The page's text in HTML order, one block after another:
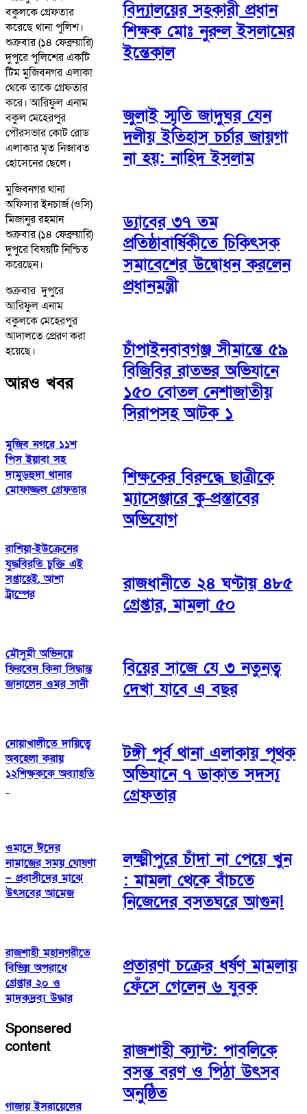
বকুলকে গ্রেফতার
করেছে থানা পুলিশ।
শুক্রবার (১৪ ফেব্রুয়ারি)
দুপুরে পুলিশের একটি
টিম মুজিবনগর এলাকা
থেকে তাকে গ্রেফতার
করে। আরিফুল এনাম
বকুল মেহেরপুর
পৌরসভার কোট রোড
এলাকার মৃত নিজাবত
হোসেনের ছেলে।
মুজিবনগর থানা
অফিসার ইনচার্জ (ওসি)
মিজানুর রহমান
শুক্রবার (১৪ ফেব্রুয়ারি)
দুপুরে বিষয়টি নিশ্চিত
করেছেন।
শুক্রবার দুপুরে
আরিফুল এনাম
বকুলকে মেহেরপুর
আদালতে প্রেরণ করা
হয়েছে।
আরও খবর
মুজিব নগরে ১১শ
পিস ইয়াবা সহ
দামুড়হুদা থানার
মোফাজ্জল গ্রেফতার
রাশিয়া-ইউক্রেনের
যুদ্ধবিরতি চুক্তি এই
সপ্তাহেই, আশা
ট্রাম্পের
মৌসুমী অভিনয়ে
ফিরবেন কিনা সিদ্ধান্ত
জানালেন ওমর সানী
নোয়াখালীতে দায়িত্বে
অবহেলা করায়
১২শিক্ষককে অব্যাহতি
ওমানে ঈদের
নামাজের সময় ঘোষণা
– প্রবাসীদের মাঝে
উৎসবের আমেজ
রাজশাহী মহানগরীতে
বিভিন্ন অপরাধে
গ্রেপ্তার ২০ ও
মাদকদ্রব্য উদ্ধার
Sponsered
content
গাজায় ইসরায়েলের
বিদ্যালয়ের সহকারী প্রধান
শিক্ষক মোঃ নুরুল ইসলামের
ইন্তেকাল
জুলাই স্মৃতি জাদুঘর যেন
দলীয় ইতিহাস চর্চার জায়গা
না হয়: নাহিদ ইসলাম
ড্যাবের ৩৭ তম
প্রতিষ্ঠাবার্ষিকীতে চিকিৎসক
সমাবেশের উদ্বোধন করলেন
প্রধানমন্ত্রী
চাঁপাইনবাবগঞ্জ সীমান্তে ৫৯
বিজিবির রাতভর অভিযানে
১৫০ বোতল নেশাজাতীয়
সিরাপসহ আটক ১
শিক্ষকের বিরুদ্ধে ছাত্রীকে
ম্যাসেঞ্জারে কু-প্রস্তাবের
অভিযোগ
রাজধানীতে ২৪ ঘণ্টায় ৪৮৫
গ্রেপ্তার, মামলা ৫০
বিয়ের সাজে যে ৩ নতুনত্ব
দেখা যাবে এ বছর
টঙ্গী পূর্ব থানা এলাকায় পৃথক
অভিযানে ৭ ডাকাত সদস্য
গ্রেফতার
লক্ষ্মীপুরে চাঁদা না পেয়ে খুন
: মামলা থেকে বাঁচতে
নিজেদের বসতঘরে আগুন!
প্রতারণা চক্রের ধর্ষণ মামলায়
ফেঁসে গেলেন ৬ যুবক
রাজশাহী ক্যান্ট: পাবলিকে
বসন্ত বরণ ও পিঠা উৎসব
অনুষ্ঠিত